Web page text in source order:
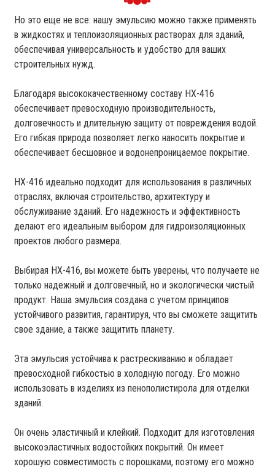
Но это еще не все: нашу эмульсию можно также применять
в жидкостях и теплоизоляционных растворах для зданий,
обеспечивая универсальность и удобство для ваших
строительных нужд.
Благодаря высококачественному составу HX-416
обеспечивает превосходную производительность,
долговечность и длительную защиту от повреждения водой.
Его гибкая природа позволяет легко наносить покрытие и
обеспечивает бесшовное и водонепроницаемое покрытие.
HX-416 идеально подходит для использования в различных
отраслях, включая строительство, архитектуру и
обслуживание зданий. Его надежность и эффективность
делают его идеальным выбором для гидроизоляционных
проектов любого размера.
Выбирая HX-416, вы можете быть уверены, что получаете не
только надежный и долговечный, но и экологически чистый
продукт. Наша эмульсия создана с учетом принципов
устойчивого развития, гарантируя, что вы сможете защитить
свое здание, а также защитить планету.
Эта эмульсия устойчива к растрескиванию и обладает
превосходной гибкостью в холодную погоду. Его можно
использовать в изделиях из пенополистирола для отделки
зданий.
Он очень эластичный и клейкий. Подходит для изготовления
высокоэластичных водостойких покрытий. Он имеет
хорошую совместимость с порошками, поэтому его можно